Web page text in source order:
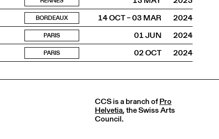
BORDEAUX 14 OCT – 03 MAR
2024
PARIS 01 JUN
2024
PARIS 02 OCT 2024
CCS is a branch ofPro
Helvetia, the Swiss Arts
Council.